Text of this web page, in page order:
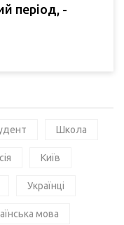
період, -
Школа
Київ
Українці
мова